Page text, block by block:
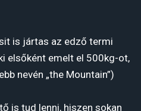
is jártas az edző termi
elsőként emelt el 500kg-ot,
nevén „the Mountain”)
is tud lenni, hiszen sokan